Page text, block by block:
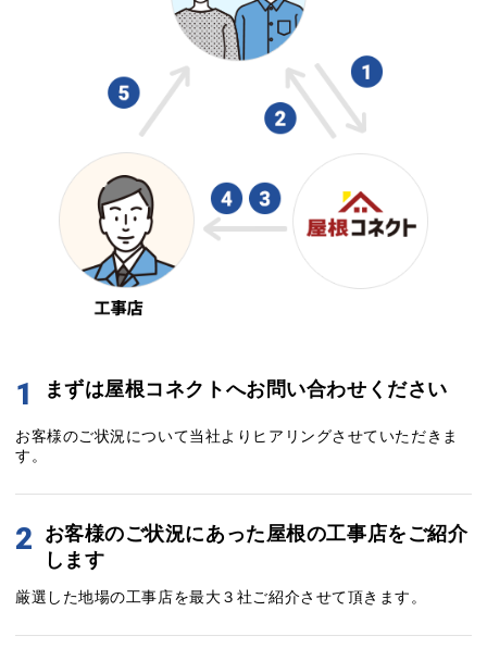
1 まずは屋根コネクトへお問い合わせください
お客様のご状況について当社よりヒアリングさせていただきま
す。
2
お客様のご状況にあった屋根の工事店をご紹介
します
厳選した地場の工事店を最大３社ご紹介させて頂きます。